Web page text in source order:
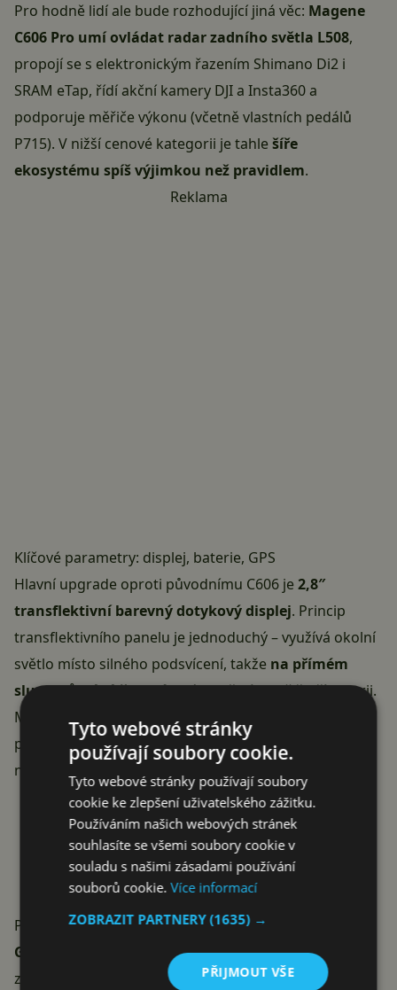
Pro hodně lidí ale bude rozhodující jiná věc: Magene
C606 Pro umí ovládat radar zadního světla L508,
propojí se s elektronickým řazením Shimano Di2 i
SRAM eTap, řídí akční kamery DJI a Insta360 a
podporuje měřiče výkonu (včetně vlastních pedálů
P715). V nižší cenové kategorii je tahlešíře
ekosystému spíš výjimkou než pravidlem.
Reklama
Klíčové parametry: displej, baterie, GPS
Hlavní upgrade oproti původnímu C606 je2,8″
transflektivní barevný dotykový displej. Princip
transflektivního panelu je jednoduchý – využívá okolní
světlo místo silného podsvícení, takže na přímém
slunci zůstává čitelnýa zároveň výrazně šetří baterii.
Magene udává výdrž
až 25 hodin
pokryje i celodenní vyjížďky nebo víkendovou tour s
nočním nabíjením.
VYUŽÍT KÓD ALZADNY15
Polohu určuje pomocí satelitních systémů
GLONASS, Galileo, Beidou a QZSS, takže pokrytí je v
zásadě maximální. Magene navíc využívá
Tyto webové stránky
používají soubory cookie.
Tyto webové stránky používají soubory
cookie ke zlepšení uživatelského zážitku.
Používáním našich webových stránek
souhlasíte se všemi soubory cookie v
souladu s našimi zásadami používání
souborů cookie.Více informací
ZOBRAZIT PARTNERY(1635) →
PŘIJMOUT VŠE